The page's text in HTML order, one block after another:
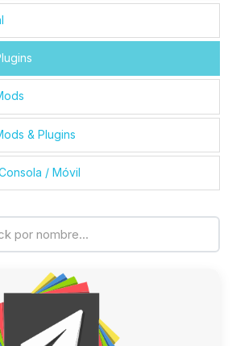
& Plugins
/ Móvil
fin alguien con quien
Soy Choupy, tu pequeno